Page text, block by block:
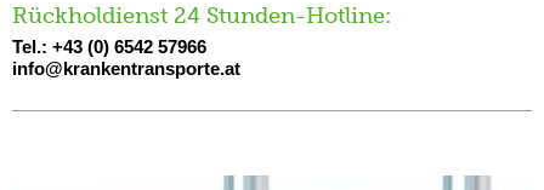
Rückholdienst 24 Stunden-Hotline:
Tel.: +43 (0) 6542 57966
info@krankentransporte.at